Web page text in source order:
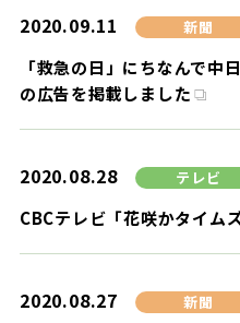
2020.09.11 新聞
「救急の日」にちなんで中
の広告を掲載しました
2020.08.28 テレビ
CBCテレビ「花咲かタイム
2020.08.27 新聞